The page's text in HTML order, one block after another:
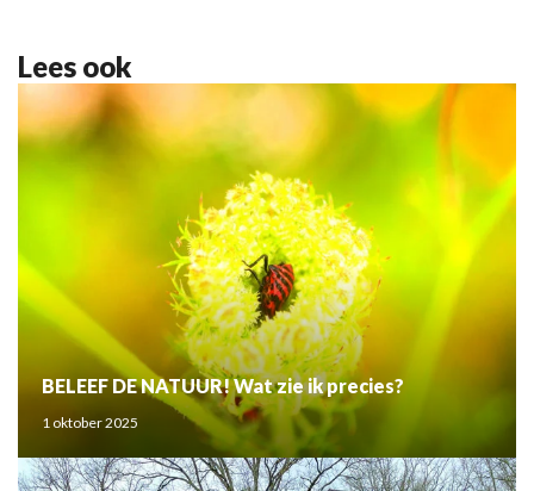
Lees ook
BELEEF DE NATUUR! Wat zie ik precies?
1 oktober 2025